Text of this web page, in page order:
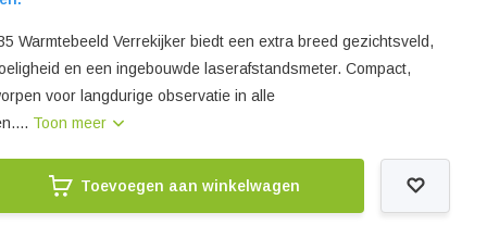
Warmtebeeld Verrekijker biedt een extra breed gezichtsveld,
en een ingebouwde laserafstandsmeter. Compact,
voor langdurige observatie in alle
Toon meer
Toevoegen aan winkelwagen